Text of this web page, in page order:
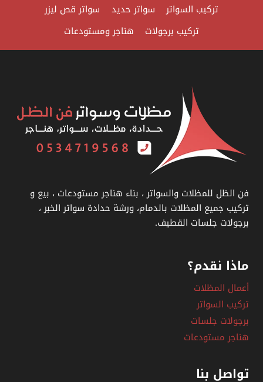
0535879621
مظلات
مواقف
القطيف
تركيب السواتر
سواتر حديد
سواتر قص ليزر
تركيب برجولات
هناجر ومستودعات
فن الظل للمظلات والسواتر ، بناء هناجر مستودعات ، بيع و
تركيب جميع المظلات بالدمام، ورشة حدادة سواتر الخبر ،
برجولات جلسات القطيف.
ماذا نقدم؟
أعمال المظلات
تركيب السواتر
برجولات جلسات
هناجر مستودعات
تواصل بنا